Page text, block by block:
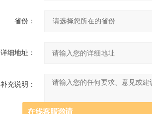
省份：
详细地址：
补充说明：